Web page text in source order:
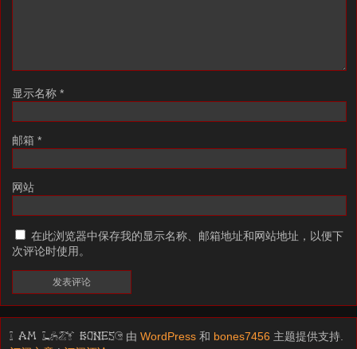
显示名称 *
邮箱 *
网站
在此浏览器中保存我的显示名称、邮箱地址和网站地址，以便下
次评论时使用。
I am LAZY bones? 由WordPress 和 bones7456 主题提供支持.